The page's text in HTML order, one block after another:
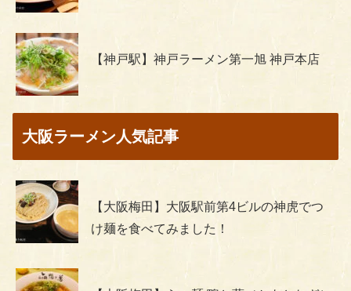
【神戸駅】神戸ラーメン第一旭 神戸本店
大阪ラーメン人気記事
【大阪梅田】大阪駅前第4ビルの神虎でつ
け麺を食べてみました！